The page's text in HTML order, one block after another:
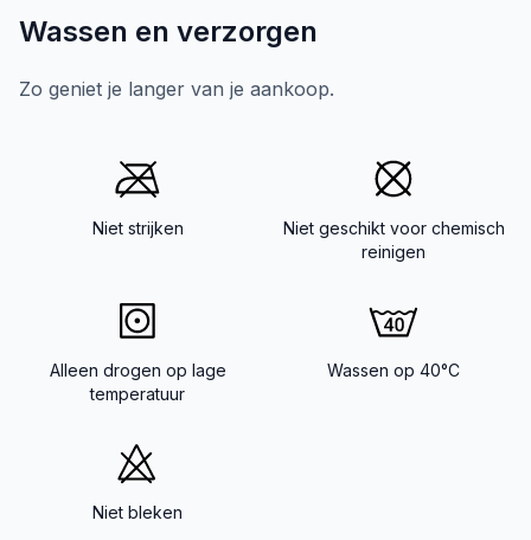
Wassen en verzorgen
Zo geniet je langer van je aankoop.
Niet strijken
Niet geschikt voor chemisch
reinigen
Alleen drogen op lage
temperatuur
Wassen op 40°C
Niet bleken